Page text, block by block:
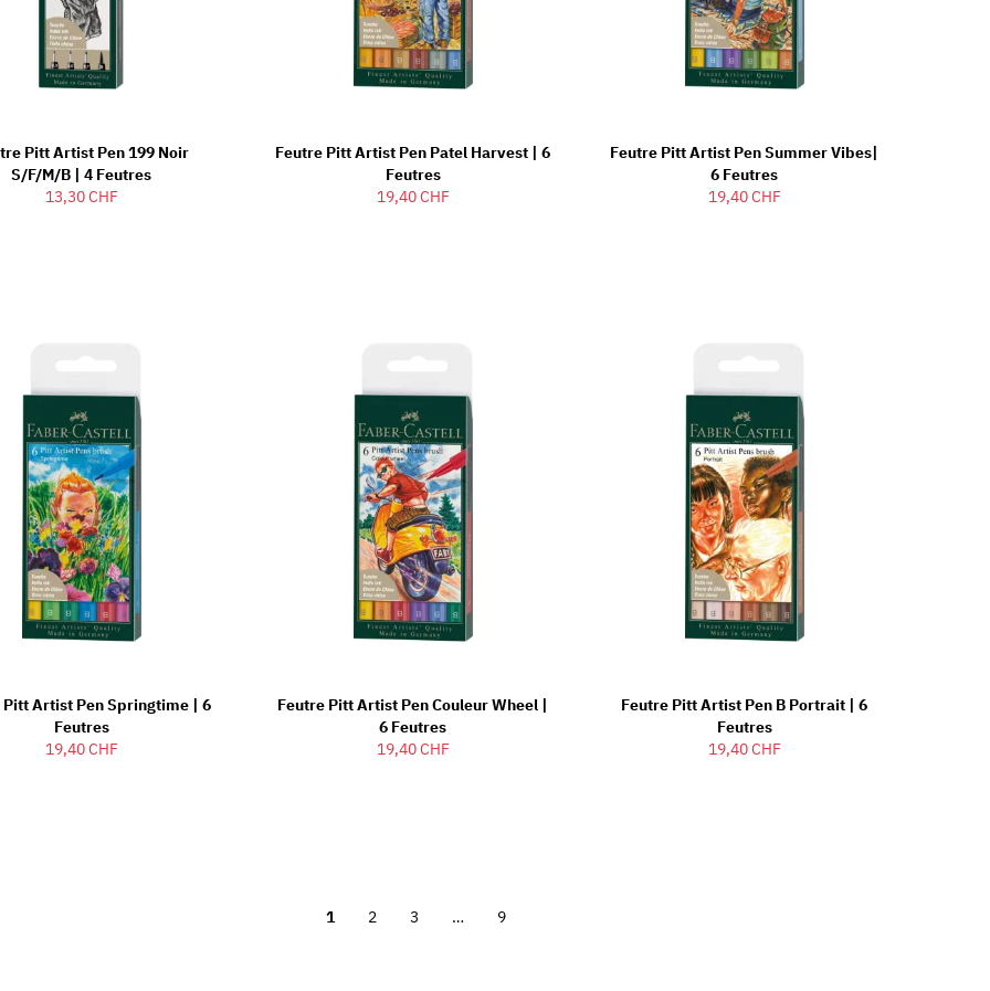
Pitt Artist Pen 199 Noir
S/F/M/B | 4 Feutres
13,30 CHF
Feutre Pitt Artist Pen Patel Harvest | 6
Feutres
19,40 CHF
Feutre Pitt Artist Pen Summer Vibes|
6 Feutres
19,40 CHF
Pitt Artist Pen Springtime | 6
Feutres
19,40 CHF
Feutre Pitt Artist Pen Couleur Wheel |
6 Feutres
19,40 CHF
Feutre Pitt Artist Pen B Portrait | 6
Feutres
19,40 CHF
1 2 3 … 9